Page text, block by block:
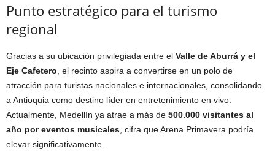
Punto estratégico para el turismo
regional
Gracias a su ubicación privilegiada entre el Valle de Aburrá y el
Eje Cafetero , el recinto aspira a convertirse en un polo de
atracción para turistas nacionales e internacionales, consolidando
a Antioquia como destino líder en entretenimiento en vivo.
Actualmente, Medellín ya atrae a más de 500.000 visitantes al
año por eventos musicales , cifra que Arena Primavera podría
elevar significativamente.